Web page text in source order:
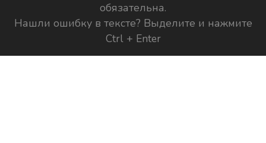
обязательна.
Нашли ошибку в тексте? Выделите и нажмите
Ctrl + Enter